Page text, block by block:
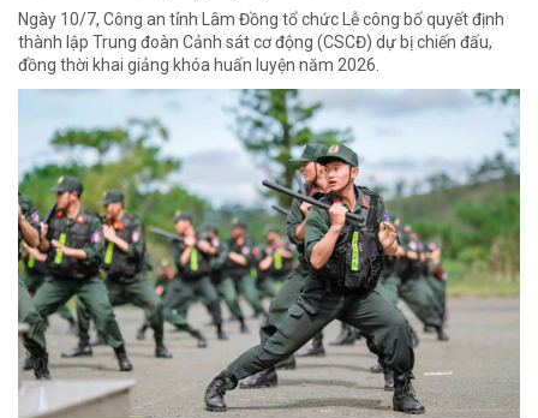
Ngày 10/7, Công an tỉnh Lâm Đồng tổ chức Lễ công bố quyết định
thành lập Trung đoàn Cảnh sát cơ động (CSCĐ) dự bị chiến đấu,
đồng thời khai giảng khóa huấn luyện năm 2026.